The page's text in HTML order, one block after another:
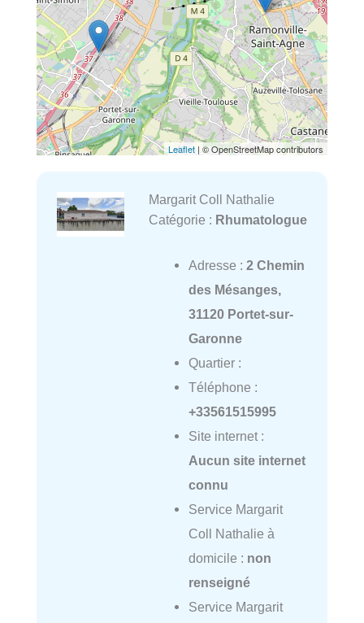
Leaflet | © OpenStreetMap contributors
Margarit Coll Nathalie
Catégorie : Rhumatologue
Adresse : 2 Chemin
des Mésanges,
31120 Portet-sur-
Garonne
Quartier :
Téléphone :
+33561515995
Site internet :
Aucun site internet
connu
Service Margarit
Coll Nathalie à
domicile : non
renseigné
Service Margarit